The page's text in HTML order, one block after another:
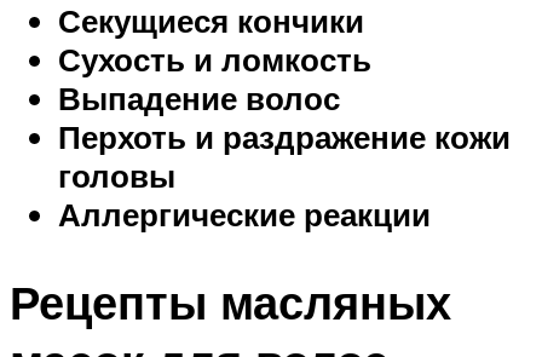
Секущиеся кончики
Сухость и ломкость
Выпадение волос
Перхоть и раздражение кожи
головы
Аллергические реакции
Рецепты масляных